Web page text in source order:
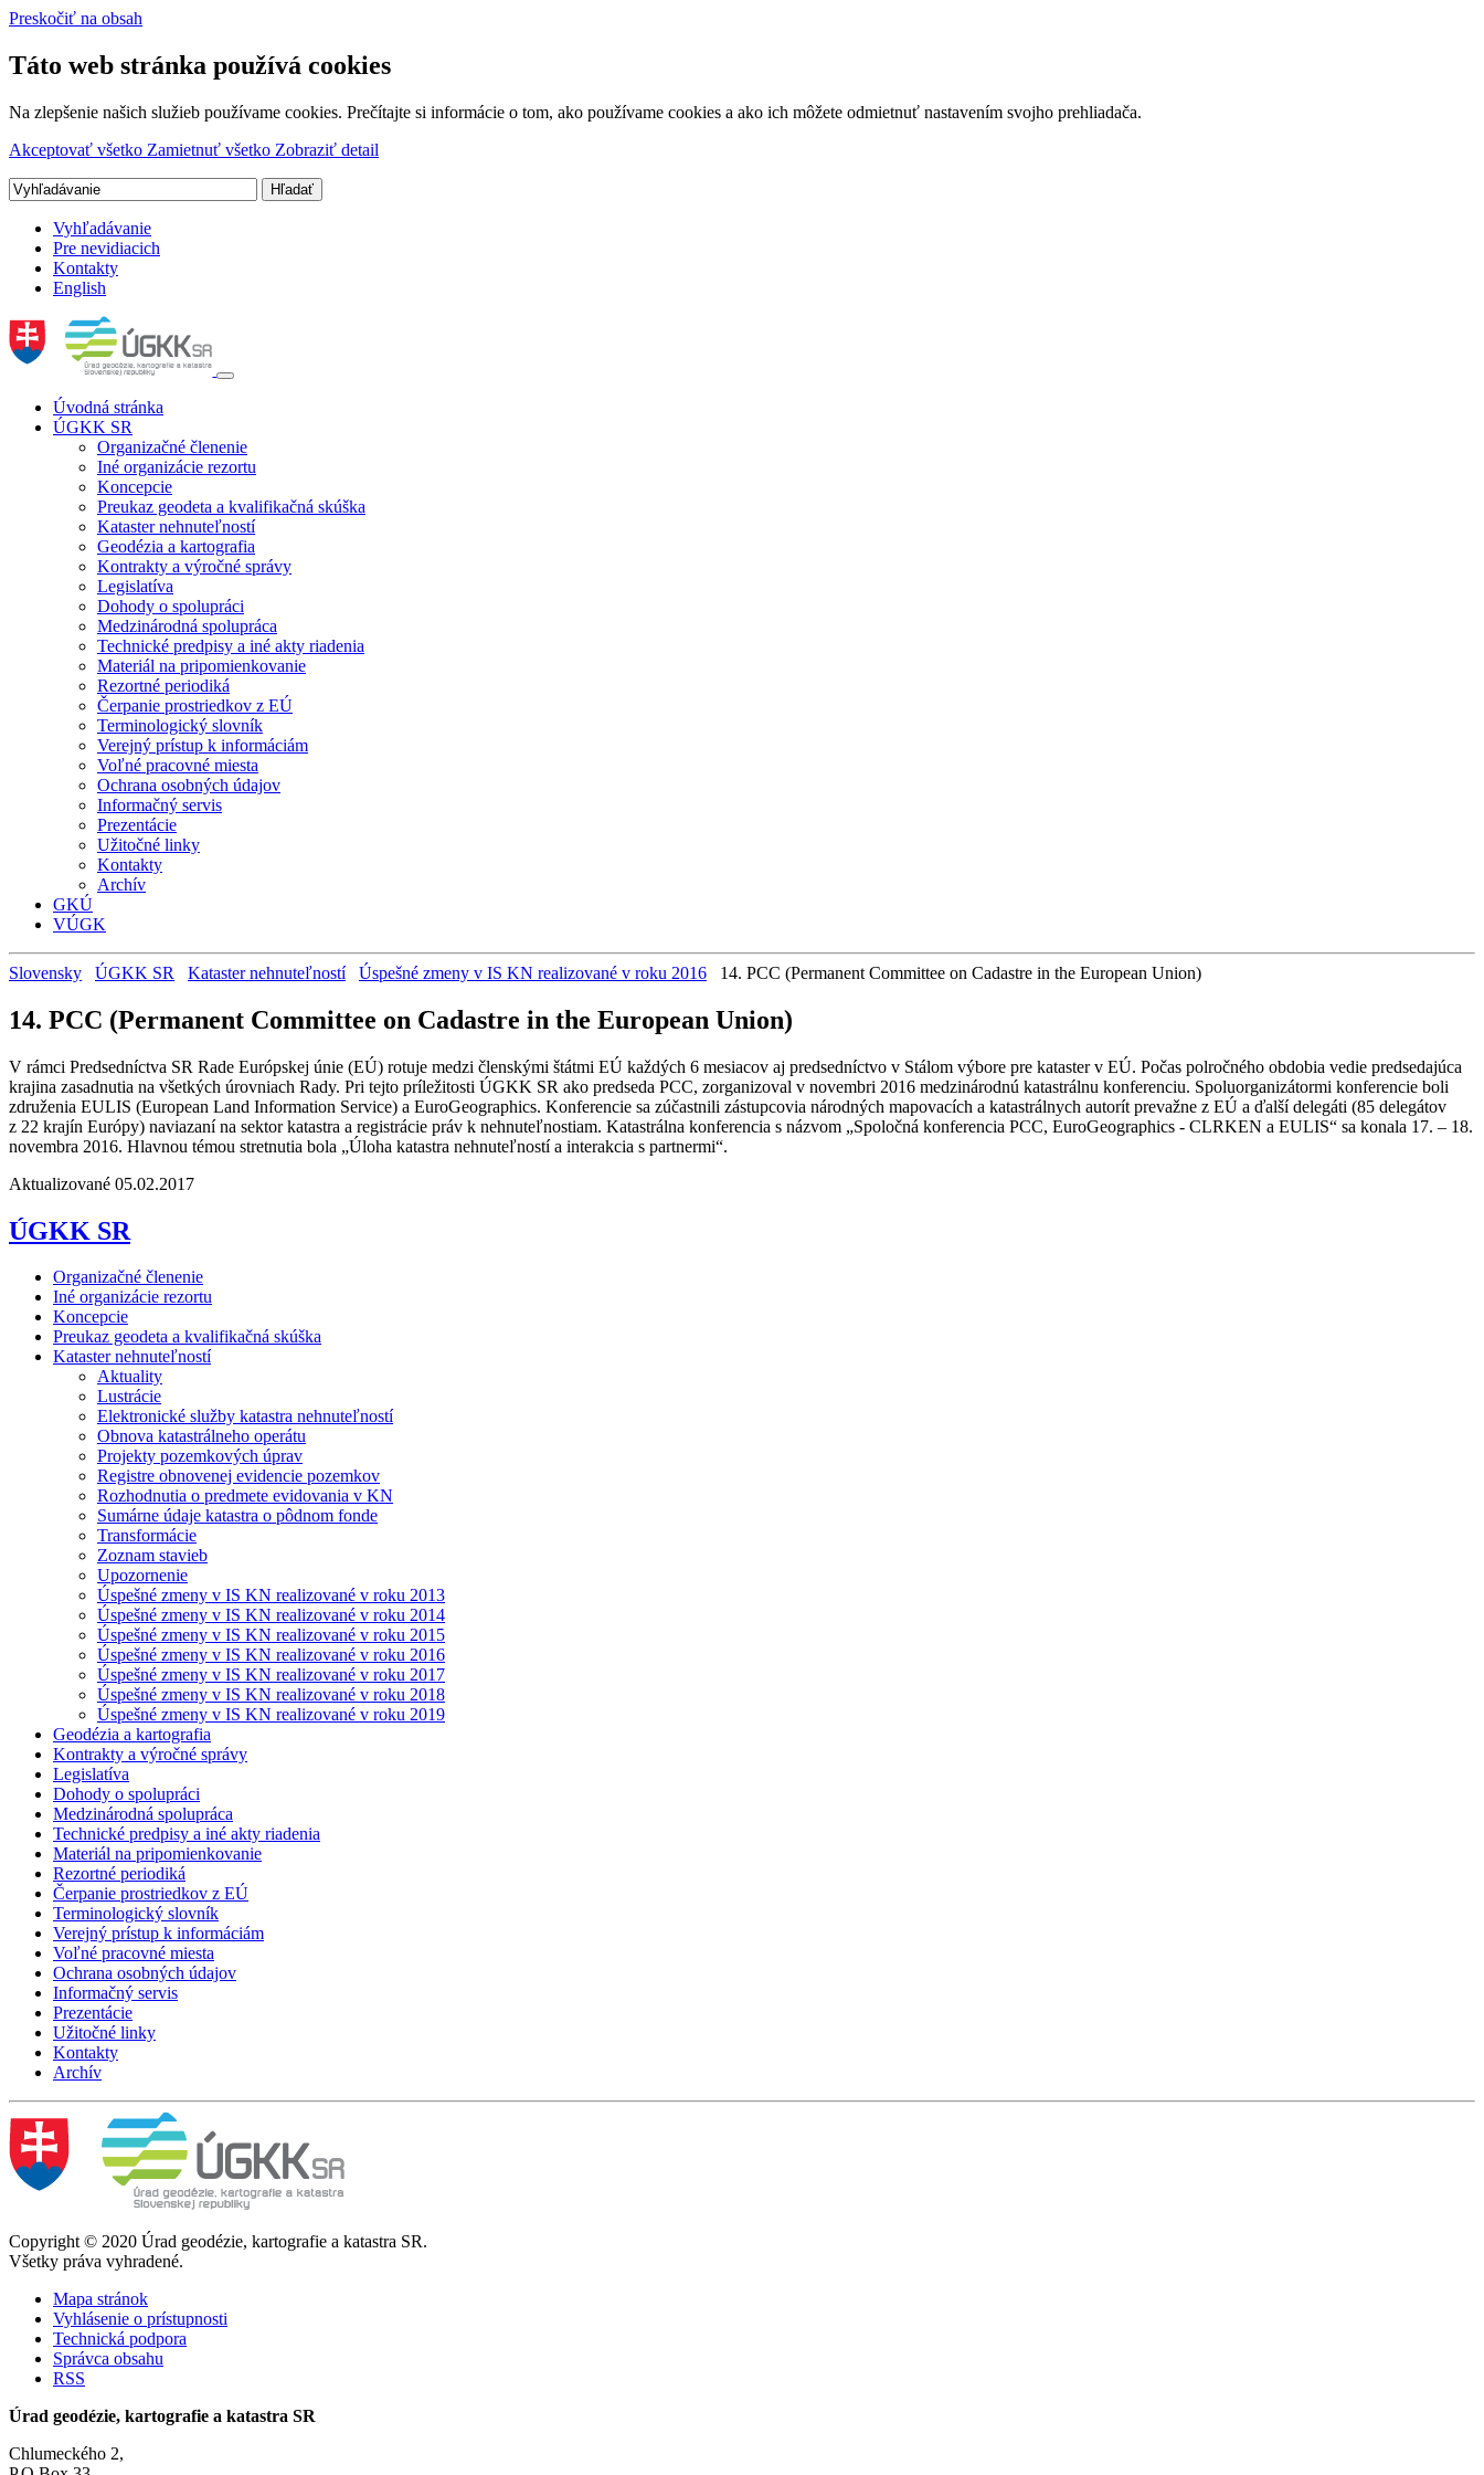
Preskočiť na obsah
Táto web stránka používá cookies
Na zlepšenie našich služieb používame cookies. Prečítajte si informácie o tom, ako používame cookies a ako ich môžete odmietnuť nastavením svojho prehliadača.
Akceptovať všetko Zamietnuť všetko Zobraziť detail
Vyhľadávanie
Pre nevidiacich
Kontakty
English
Úvodná stránka
ÚGKK SR
Organizačné členenie
Iné organizácie rezortu
Koncepcie
Preukaz geodeta a kvalifikačná skúška
Kataster nehnuteľností
Geodézia a kartografia
Kontrakty a výročné správy
Legislatíva
Dohody o spolupráci
Medzinárodná spolupráca
Technické predpisy a iné akty riadenia
Materiál na pripomienkovanie
Rezortné periodiká
Čerpanie prostriedkov z EÚ
Terminologický slovník
Verejný prístup k informáciám
Voľné pracovné miesta
Ochrana osobných údajov
Informačný servis
Prezentácie
Užitočné linky
Kontakty
Archív
GKÚ
VÚGK
Slovensky ÚGKK SR Kataster nehnuteľností Úspešné zmeny v IS KN realizované v roku 2016 14. PCC (Permanent Committee on Cadastre in the European Union)
14. PCC (Permanent Committee on Cadastre in the European Union)
V rámci Predsedníctva SR Rade Európskej únie (EÚ) rotuje medzi členskými štátmi EÚ každých 6 mesiacov aj predsedníctvo v Stálom výbore pre kataster v EÚ. Počas polročného obdobia vedie predsedajúca
krajina zasadnutia na všetkých úrovniach Rady. Pri tejto príležitosti ÚGKK SR ako predseda PCC, zorganizoval v novembri 2016 medzinárodnú katastrálnu konferenciu. Spoluorganizátormi konferencie boli
združenia EULIS (European Land Information Service) a EuroGeographics. Konferencie sa zúčastnili zástupcovia národných mapovacích a katastrálnych autorít prevažne z EÚ a ďalší delegáti (85 delegátov
z 22 krajín Európy) naviazaní na sektor katastra a registrácie práv k nehnuteľnostiam. Katastrálna konferencia s názvom „Spoločná konferencia PCC, EuroGeographics - CLRKEN a EULIS“ sa konala 17. – 18.
novembra 2016. Hlavnou témou stretnutia bola „Úloha katastra nehnuteľností a interakcia s partnermi“.
Aktualizované 05.02.2017
ÚGKK SR
Organizačné členenie
Iné organizácie rezortu
Koncepcie
Preukaz geodeta a kvalifikačná skúška
Kataster nehnuteľností
Aktuality
Lustrácie
Elektronické služby katastra nehnuteľností
Obnova katastrálneho operátu
Projekty pozemkových úprav
Registre obnovenej evidencie pozemkov
Rozhodnutia o predmete evidovania v KN
Sumárne údaje katastra o pôdnom fonde
Transformácie
Zoznam stavieb
Upozornenie
Úspešné zmeny v IS KN realizované v roku 2013
Úspešné zmeny v IS KN realizované v roku 2014
Úspešné zmeny v IS KN realizované v roku 2015
Úspešné zmeny v IS KN realizované v roku 2016
Úspešné zmeny v IS KN realizované v roku 2017
Úspešné zmeny v IS KN realizované v roku 2018
Úspešné zmeny v IS KN realizované v roku 2019
Geodézia a kartografia
Kontrakty a výročné správy
Legislatíva
Dohody o spolupráci
Medzinárodná spolupráca
Technické predpisy a iné akty riadenia
Materiál na pripomienkovanie
Rezortné periodiká
Čerpanie prostriedkov z EÚ
Terminologický slovník
Verejný prístup k informáciám
Voľné pracovné miesta
Ochrana osobných údajov
Informačný servis
Prezentácie
Užitočné linky
Kontakty
Archív
Copyright © 2020 Úrad geodézie, kartografie a katastra SR.
Všetky práva vyhradené.
Mapa stránok
Vyhlásenie o prístupnosti
Technická podpora
Správca obsahu
RSS
Úrad geodézie, kartografie a katastra SR
Chlumeckého 2,